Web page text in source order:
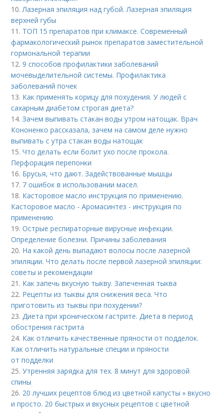
10.Лазерная эпиляция над губой. Лазерная эпиляция
верхней губы
11. ТОП 15 препаратов при климаксе. Современный
фармакологический рынок препаратов заместительной
гормональной терапии
12.9 способов профилактики заболеваний
мочевыделительной системы. Профилактика
заболеваний почек
13. Как применять корицу для похудения. У людей с
сахарным диабетом строгая диета?
14.Зачем выпивать стакан воды утром натощак. Врач
Кононенко рассказала, зачем на самом деле нужно
выпивать с утра стакан воды натощак
15.Что делать если болит ухо после прокола.
Перфорация перепонки
16. Брусья, что дают. Задействованные мышцы
17. 7 ошибок в использовании масел.
18. Касторовое масло инструкция по применению.
Касторовое масло - Аромасинтез - инструкция по
применению
19.Острые респираторные вирусные инфекции.
Определение болезни. Причины заболевания
20. На какой день выпадают волосы после лазерной
эпиляции. Что делать после первой лазерной эпиляции:
советы и рекомендации
21. Как запечь вкусную тыкву. Запеченная тыква
22. Рецепты из тыквы для снижения веса. Что
приготовить из тыквы при похудении?
23.Диета при хроническом гастрите. Диета в период
обострения гастрита
24. Как отличить качественные пряности от подделок.
Как отличить натуральные специи и пряности
от подделки
25.Утренняя зарядка для тех. 8 минут для здоровой
спины
26. 20 лучших рецептов блюд из цветной капусты » вкусно
и просто. 20 быстрых и вкусных рецептов с цветной